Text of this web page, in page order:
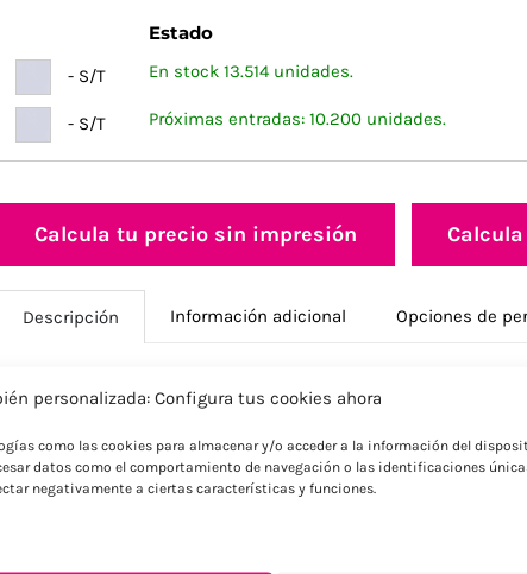
personalizada: Configura tus cookies ahora
como las cookies para almacenar y/o acceder a la información del
datos como el comportamiento de navegación o las identificaciones
negativamente a ciertas características y funciones.
Estado
- S/T En stock 13.514 unidades.
- S/T Próximas entradas: 10.200 unidades.
Calcula tu precio sin impresión
Descripción Información adicional Opciones de
Descripción
Vaso de acero inoxidable. Capacidad: 350 ml. Al tratarse
puede producirse una transferencia de calor.